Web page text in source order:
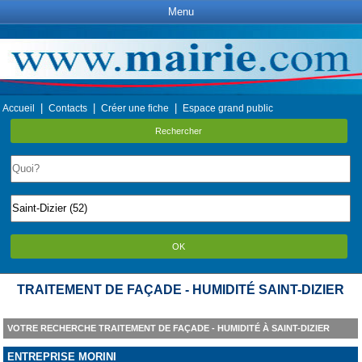
Menu
Accueil Contacts Créer une fiche Espace grand public
Rechercher
OK
TRAITEMENT DE FAÇADE - HUMIDITÉ SAINT-DIZIER
VOTRE RECHERCHE TRAITEMENT DE FAÇADE - HUMIDITÉ À SAINT-DIZIER
ENTREPRISE MORINI